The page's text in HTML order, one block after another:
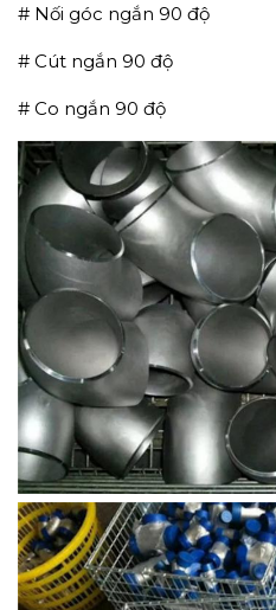
# Nối góc ngắn 90 độ
# Cút ngắn 90 độ
# Co ngắn 90 độ